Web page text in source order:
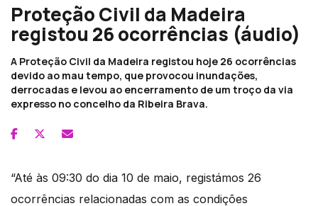
Proteção Civil da Madeira
registou 26 ocorrências (áudio)
A Proteção Civil da Madeira registou hoje 26 ocorrências
devido ao mau tempo, que provocou inundações,
derrocadas e levou ao encerramento de um troço da via
expresso no concelho da Ribeira Brava.
“Até às 09:30 do dia 10 de maio, registámos 26
ocorrências relacionadas com as condições